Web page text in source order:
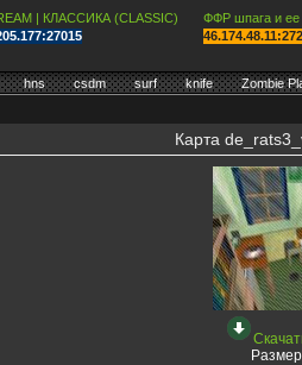
| КЛАССИКА (CLASSIC)
ФФР шпага и ее
hns csdm surf knife Zombie
Карта